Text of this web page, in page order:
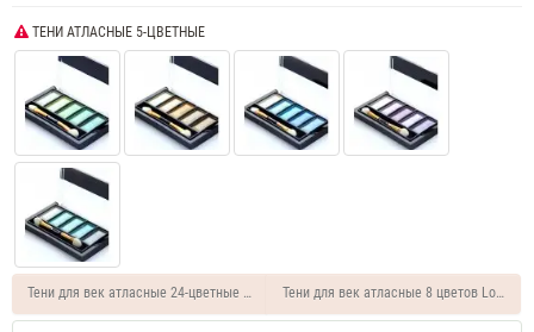
ТЕНИ АТЛАСНЫЕ 5-ЦВЕТНЫЕ
Тени для век атласные 24-цветные Lorina Тени для век атласные 8 цветов Lorina